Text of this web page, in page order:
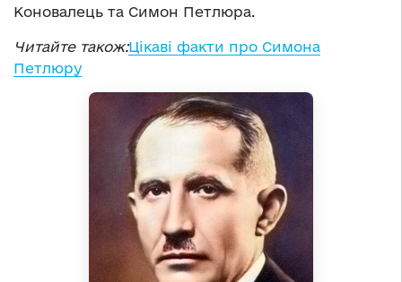
Коновалець та Симон Петлюра.
Читайте також:Цікаві факти про Симона
Петлюру